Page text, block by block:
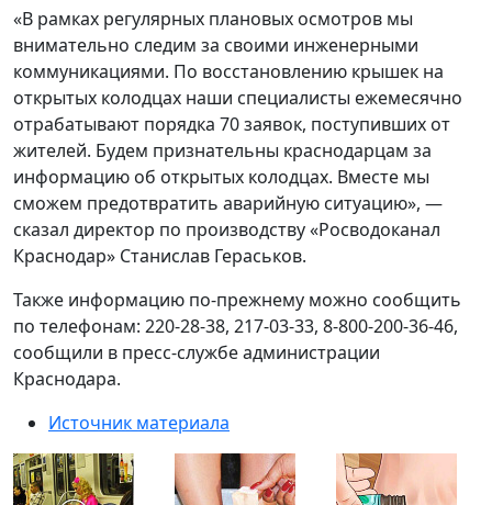
«В рамках регулярных плановых осмотров мы
внимательно следим за своими инженерными
коммуникациями. По восстановлению крышек на
открытых колодцах наши специалисты ежемесячно
отрабатывают порядка 70 заявок, поступивших от
жителей. Будем признательны краснодарцам за
информацию об открытых колодцах. Вместе мы
сможем предотвратить аварийную ситуацию», —
сказал директор по производству «Росводоканал
Краснодар» Станислав Гераськов.
Также информацию по-прежнему можно сообщить
по телефонам: 220-28-38, 217-03-33, 8-800-200-36-46,
сообщили в пресс-службе администрации
Краснодара.
Источник материала